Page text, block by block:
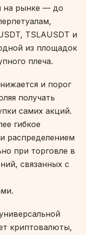
на рынке — до
TSLAUSDT и
из площадок
плеча.
и порог
получать
самих акций.
гибкое
распределением
при торговле в
связанных с
криптовалюты,